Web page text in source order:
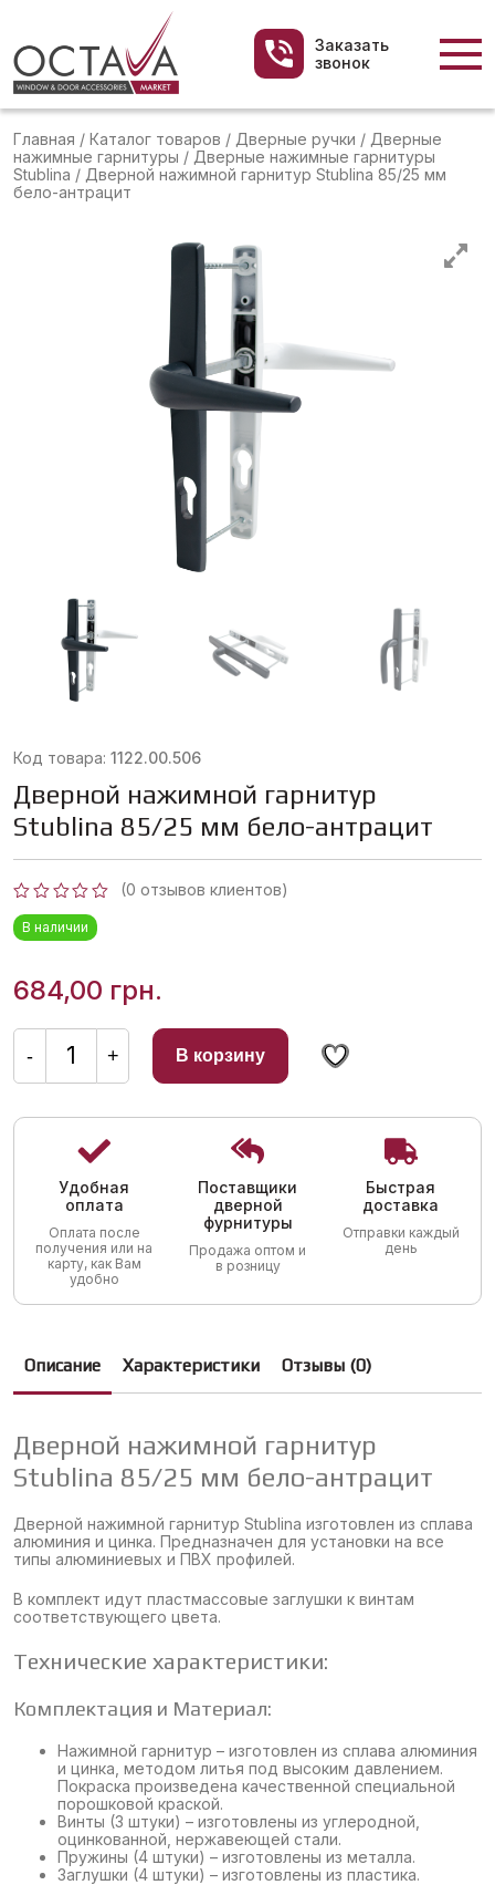
Заказать
звонок
Главная / Каталог товаров / Дверные ручки / Дверные
нажимные гарнитуры / Дверные нажимные гарнитуры
Stublina / Дверной нажимной гарнитур Stublina 85/25 мм
бело-антрацит
Код товара: 1122.00.506
Дверной нажимной гарнитур
Stublina 85/25 мм бело-антрацит
Оценка
0
из
(0 отзывов клиентов)
В наличии
684,00 грн.
-
Количество
товара
Дверной
нажимной
бело-
+ В корзину
Удобная
оплата
Оплата после
получения или на
карту, как Вам
удобно
Поставщики
дверной
фурнитуры
Продажа оптом и
в розницу
Быстрая
доставка
Отправки каждый
день
Описание Характеристики Отзывы (0)
Дверной нажимной гарнитур
Stublina 85/25 мм бело-антрацит
Дверной нажимной гарнитур Stublina изготовлен из сплава
алюминия и цинка. Предназначен для установки на все
типы алюминиевых и ПВХ профилей.
В комплект идут пластмассовые заглушки к винтам
соответствующего цвета.
Технические характеристики:
Комплектация и Материал:
Нажимной гарнитур – изготовлен из сплава алюминия
и цинка, методом литья под высоким давлением.
Покраска произведена качественной специальной
порошковой краской.
Винты (3 штуки) – изготовлены из углеродной,
оцинкованной, нержавеющей стали.
Пружины (4 штуки) – изготовлены из металла.
Заглушки (4 штуки) – изготовлены из пластика.